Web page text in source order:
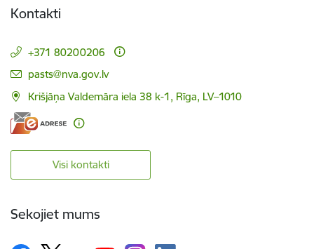
Kontakti
+371 80200206
E-pasts:
pasts@nva.gov.lv
Krišjāņa Valdemāra iela 38 k-1, Rīga, LV–1010
Visi kontakti
Sekojiet mums